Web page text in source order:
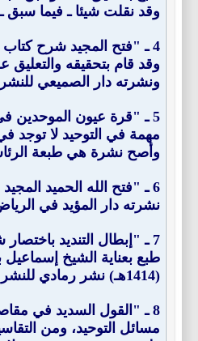
وقد نقلت شيئا ـ فيما سبق
4 ـ " فتح المجيد شرح كتاب
وقد قام بتحقيقه
ونشرته دار الصميعي للنشر والتوزيع في الرياض (1415هـ) بتحقيق الدكتور الوليد بن عبد
5 ـ " قرة عيون الموحدين
مهمة في التوحيد لا توجد
وأصح نشرة هي طبعة الرئاسة العامة لإدارات
6 ـ " فتح الله الحميد
نشرته دار المؤيد في الرياض (1417هـ) بتحقيق وتعليق العلامة بكر بن عبد الله أبو زيد ـ
7 ـ " إبطال التنديد
(1414هـ) نشر رمادي للنشر في الدمام.
8 ـ " القول السديد في
مسائل التوحيد، ومن